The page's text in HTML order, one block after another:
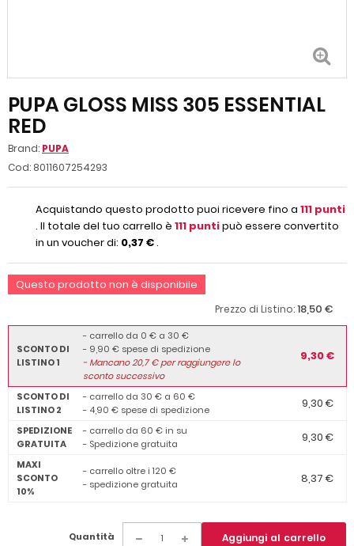
PUPA GLOSS MISS 305 ESSENTIAL
RED
Brand: PUPA
Cod: 8011607254293
Acquistando questo prodotto puoi ricevere fino a 111 punti
. Il totale del tuo carrello è 111 puntipuò essere convertito
in un voucher di: 0,37 €.
Questo prodotto non è disponibile
Prezzo di Listino:18,50 €
SCONTO DI
LISTINO 1
- carrello da 0 € a 30 €
- 9,90 € spese di spedizione
-Mancano20,7€ per raggiungere lo
sconto successivo
9,30 €
SCONTO DI
LISTINO 2
- carrello da 30 € a 60 €
- 4,90 € spese di spedizione
9,30 €
SPEDIZIONE
GRATUITA
- carrello da 60 € in su
- Spedizione gratuita
9,30 €
MAXI
SCONTO
10%
- carrello oltre i 120 €
- spedizione gratuita
8,37 €
Quantità Aggiungi al carrello